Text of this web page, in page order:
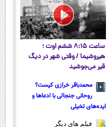
ساعت ۸:۱۵ ششم اوت ؛
هیروشیما / وقتی شهر در دیگ
قیر می‌جوشید
محمدباقر خرازی کیست؟
روحانی جنجالی با ادعاها و
ایده‌های تخیلی
فیلم های دیگر